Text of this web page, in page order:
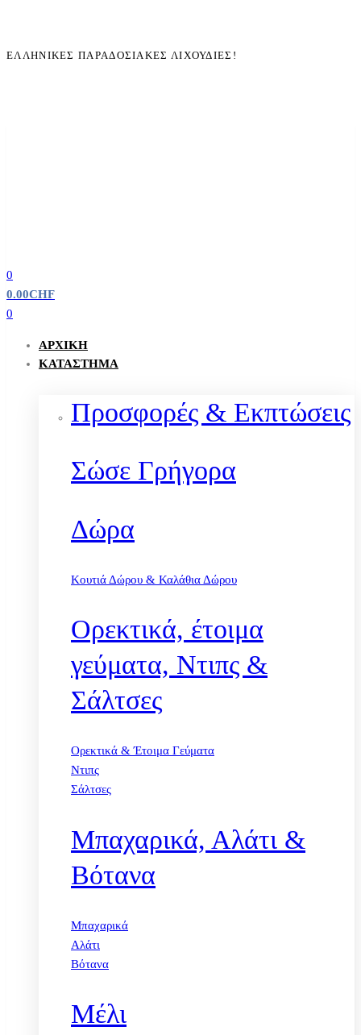
ΕΛΛΗΝΙΚΈΣ ΠΑΡΑΔΟΣΙΑΚΈΣ ΛΙΧΟΥΔΙΈΣ!
0
0.00CHF
0
ΑΡΧΙΚΉ
ΚΑΤΆΣΤΗΜΑ
Προσφορές & Εκπτώσεις
Σώσε Γρήγορα
Δώρα
Κουτιά Δώρου & Καλάθια Δώρου
Ορεκτικά, έτοιμα
γεύματα, Ντιπς &
Σάλτσες
Ορεκτικά & Έτοιμα Γεύματα
Ντιπς
Σάλτσες
Μπαχαρικά, Αλάτι &
Βότανα
Μπαχαρικά
Αλάτι
Βότανα
Μέλι